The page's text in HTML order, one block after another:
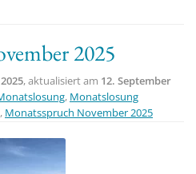
2025
, aktualisiert am 12. September
, Monatslosung
, Monatsspruch November 2025